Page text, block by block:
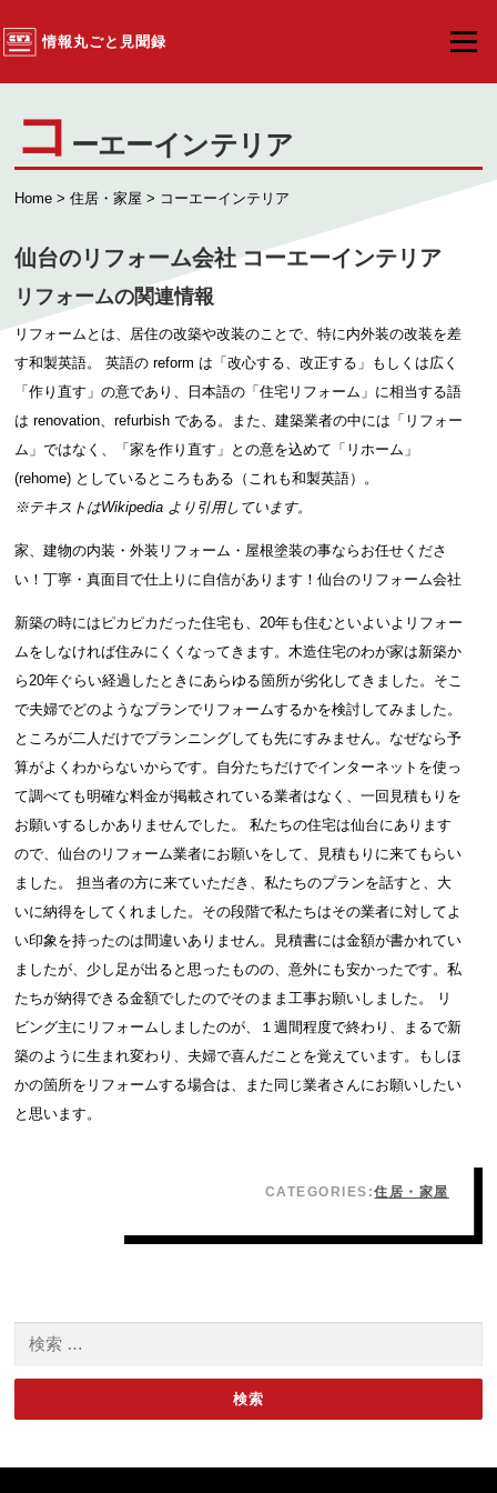
情報丸ごと見聞録
メニュ
コ ーエーインテリア
Home >住居・家屋 > コーエーインテリア
仙台のリフォーム会社 コーエーインテリア
リフォームの関連情報
リフォームとは、居住の改築や改装のことで、特に内外装の改装を差
す和製英語。 英語の reform は「改心する、改正する」もしくは広く
「作り直す」の意であり、日本語の「住宅リフォーム」に相当する語
は renovation、refurbish である。また、建築業者の中には「リフォー
ム」ではなく、「家を作り直す」との意を込めて「リホーム」
(rehome) としているところもある（これも和製英語）。
※テキストはWikipedia より引用しています。
家、建物の内装・外装リフォーム・屋根塗装の事ならお任せくださ
い！丁寧・真面目で仕上りに自信があります！仙台のリフォーム会社
新築の時にはピカピカだった住宅も、20年も住むといよいよリフォー
ムをしなければ住みにくくなってきます。木造住宅のわが家は新築か
ら20年ぐらい経過したときにあらゆる箇所が劣化してきました。そこ
で夫婦でどのようなプランでリフォームするかを検討してみました。
ところが二人だけでプランニングしても先にすみません。なぜなら予
算がよくわからないからです。自分たちだけでインターネットを使っ
て調べても明確な料金が掲載されている業者はなく、一回見積もりを
お願いするしかありませんでした。 私たちの住宅は仙台にあります
ので、仙台のリフォーム業者にお願いをして、見積もりに来てもらい
ました。 担当者の方に来ていただき、私たちのプランを話すと、大
いに納得をしてくれました。その段階で私たちはその業者に対してよ
い印象を持ったのは間違いありません。見積書には金額が書かれてい
ましたが、少し足が出ると思ったものの、意外にも安かったです。私
たちが納得できる金額でしたのでそのまま工事お願いしました。 リ
ビング主にリフォームしましたのが、１週間程度で終わり、まるで新
築のように生まれ変わり、夫婦で喜んだことを覚えています。もしほ
かの箇所をリフォームする場合は、また同じ業者さんにお願いしたい
と思います。
CATEGORIES:住居・家屋
検索: